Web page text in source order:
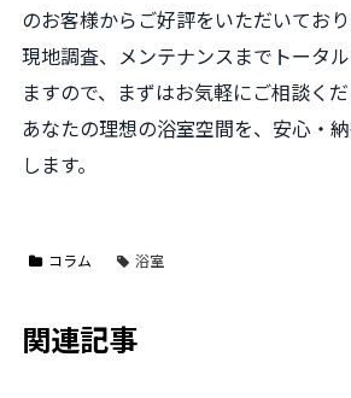
のお客様からご好評をいただいてお
現地調査、メンテナンスまでトータ
ますので、まずはお気軽にご相談くだ
あなたの理想の浴室空間を、安心・
します。
コラム 浴室
関連記事